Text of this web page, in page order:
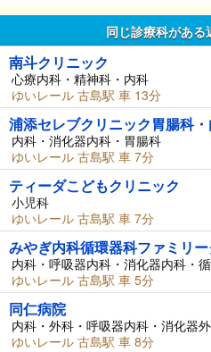
同じ診療科がある
南斗クリニック
心療内科・精神科・内科
ゆいレール 古島駅 車 13分
浦添セレブクリニック胃腸科
内科・消化器内科・胃腸科
ゆいレール 古島駅 車 7分
ティーダこどもクリニック
小児科
ゆいレール 古島駅 車 7分
みやぎ内科循環器科ファミリ
内科・呼吸器内科・消化器内科・
ゆいレール 古島駅 車 5分
同仁病院
内科・外科・呼吸器内科・消化器
ゆいレール 古島駅 車 8分